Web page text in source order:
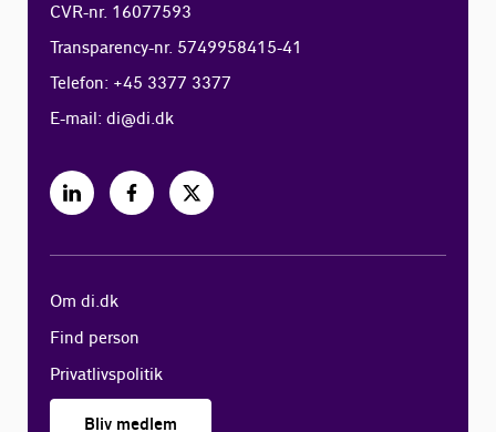
CVR-nr. 16077593
Transparency-nr. 5749958415-41
Telefon: +45 3377 3377
E-mail:di@di.dk
Om di.dk
Find person
Privatlivspolitik
Bliv medlem